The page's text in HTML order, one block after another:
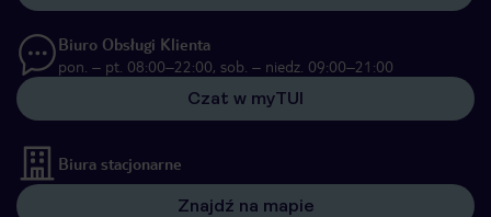
Biuro Obsługi Klienta
pon. – pt. 08:00–22:00, sob. – niedz. 09:00–21:00
Czat w myTUI
Biura stacjonarne
Znajdź na mapie